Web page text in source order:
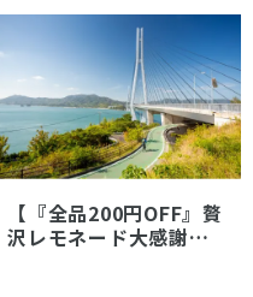
いよいよ 今週末は広島で F
Fが開催されますね〜！！
.
【『全品200円OFF』贅
沢レモネード大感謝セ